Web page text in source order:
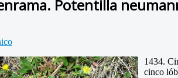
Potentilla
1434.
cinco